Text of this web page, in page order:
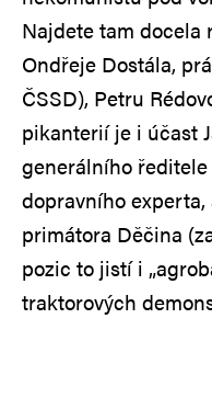
Najdete tam docela
Ondřeje Dostála,
ČSSD), Petru
pikanterií je i účast
generálního
dopravního
primátora Děčina
pozic to jistí i
traktorových